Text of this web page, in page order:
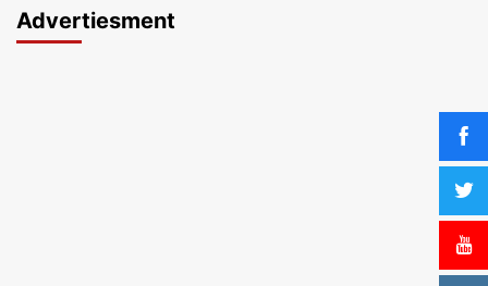
Advertiesment